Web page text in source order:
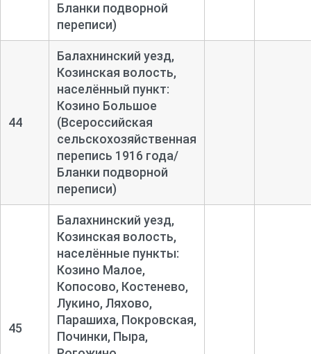
Бланки подворной
переписи)
44
Балахнинский уезд,
Козинская волость,
населённый пункт:
Козино Большое
(Всероссийская
сельскохозяйственная
перепись 1916 года/
Бланки подворной
переписи)
45
Балахнинский уезд,
Козинская волость,
населённые пункты:
Козино Малое,
Копосово, Костенево,
Лукино, Ляхово,
Парашиха, Покровская,
Починки, Пыра,